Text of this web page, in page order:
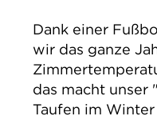
Dank einer
wir das ganze
das macht unser
Taufen im